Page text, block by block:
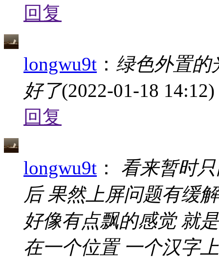
回复
longwu9t ： 绿色外置的
好了(2022-01-18 14:12)
回复
longwu9t ：
看来暂时
后 果然上屏问题有缓
好像有点飘的感觉 就
在一个位置 一个汉字